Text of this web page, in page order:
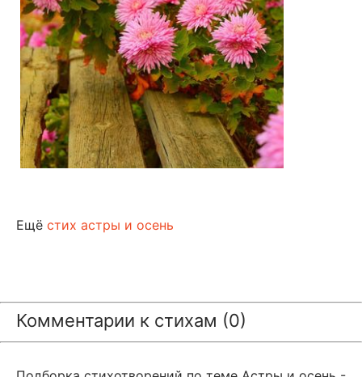
Ещё стих астры и осень
Комментарии к стихам (0)